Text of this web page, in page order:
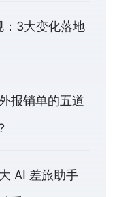
3大变化落地
报销单的五道
AI 差旅助手